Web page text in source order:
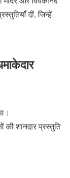
दीं, जिन्हें
की शानदार प्रस्तुति